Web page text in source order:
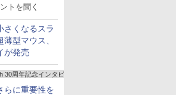
トを聞く
さくなるスラ
型マウス、
が発売
30周年記念インタビュー
らに重要性を